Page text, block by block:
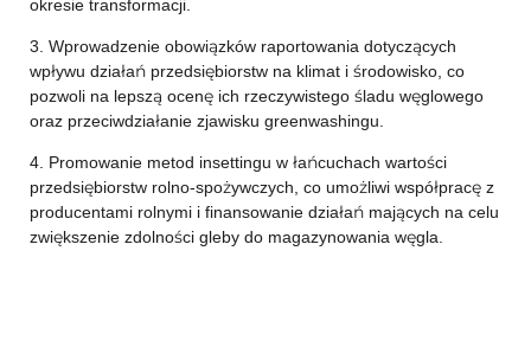
okresie transformacji.
3. Wprowadzenie obowiązków raportowania dotyczących
wpływu działań przedsiębiorstw na klimat i środowisko, co
pozwoli na lepszą ocenę ich rzeczywistego śladu węglowego
oraz przeciwdziałanie zjawisku greenwashingu.
4. Promowanie metod insettingu w łańcuchach wartości
przedsiębiorstw rolno-spożywczych, co umożliwi współpracę z
producentami rolnymi i finansowanie działań mających na celu
zwiększenie zdolności gleby do magazynowania węgla.